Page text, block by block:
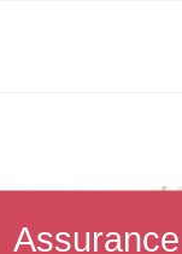
Assurance